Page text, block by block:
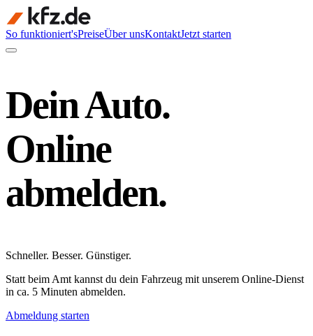
So funktioniert'sPreiseÜber unsKontaktJetzt starten
Dein Auto.
Online
abmelden.
Schneller. Besser. Günstiger.
Statt beim Amt kannst du dein Fahrzeug mit unserem Online-Dienst
in ca. 5 Minuten abmelden.
Abmeldung starten